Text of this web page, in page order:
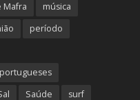
Mafra
música
período
Saúde
surf